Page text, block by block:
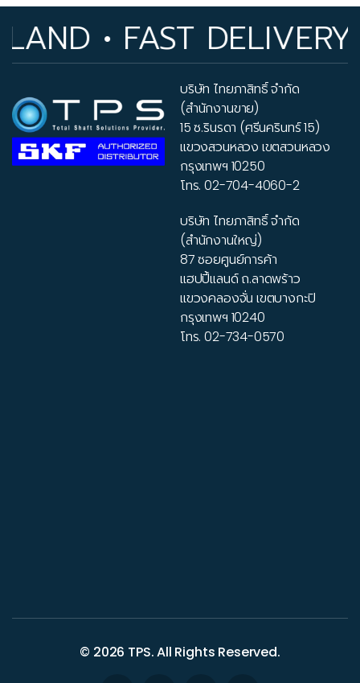
• FAST DELIVERY
บริษัท ไทยภาสิทธิ์ จำกัด
(สำนักงานขาย)
15 ซ.รินรดา (ศรีนครินทร์ 15)
แขวงสวนหลวง เขตสวนหลวง
กรุงเทพฯ 10250
โทร.02-704-4060-2
บริษัท ไทยภาสิทธิ์ จำกัด
(สำนักงานใหญ่)
87 ซอยศูนย์การค้า
แฮปปี้แลนด์ ถ.ลาดพร้าว
แขวงคลองจั่น เขตบางกะปิ
กรุงเทพฯ 10240
โทร.02-734-0570
© 2026 TPS. All Rights Reserved.